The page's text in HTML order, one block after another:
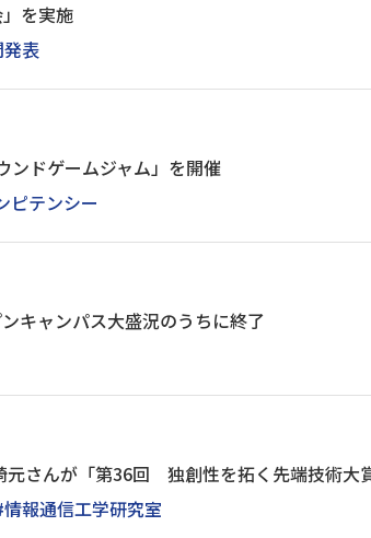
を実施
表
ンドゲームジャム」を開催
ピテンシー
キャンパス大盛況のうちに終了
元さんが「第36回 独創性を拓く先端技術大
報通信工学研究室